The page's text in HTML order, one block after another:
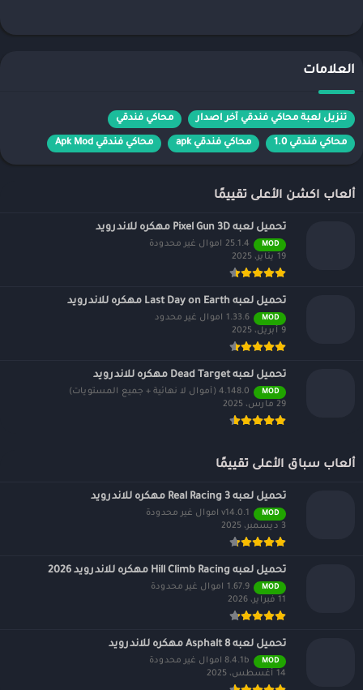
العلامات
تنزيل لعبة محاكي فندقي آخر اصدار محاكي فندقي
محاكي فندقي 1.0 محاكي فندقي apk محاكي فندقي Apk Mod
ألعاب اكشن الأعلى تقييمًا
تحميل لعبه Pixel Gun 3D مهكره للاندرويد
MOD
25.1.4 اموال غير محدودة
19 يناير، 2025
تحميل لعبه Last Day on Earth مهكره للاندرويد
MOD
1.33.6 اموال غير محدود
9 أبريل، 2025
تحميل لعبه Dead Target مهكره للاندرويد
MOD
4.148.0 (أموال لا نهائية + جميع المستويات)
29 مارس، 2025
ألعاب سباق الأعلى تقييمًا
تحميل لعبه Real Racing 3 مهكره للاندرويد
MOD
v14.0.1 اموال غير محدودة
3 ديسمبر، 2025
تحميل لعبه Hill Climb Racing مهكره للاندرويد 2026
MOD
1.67.9 اموال غير محدودة
11 فبراير، 2026
تحميل لعبه Asphalt 8 مهكره للاندرويد
MOD
8.4.1b اموال غير محدودة
14 أغسطس، 2025